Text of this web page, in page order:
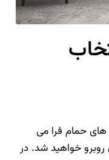
حمام فرا می
خواهید شد. در